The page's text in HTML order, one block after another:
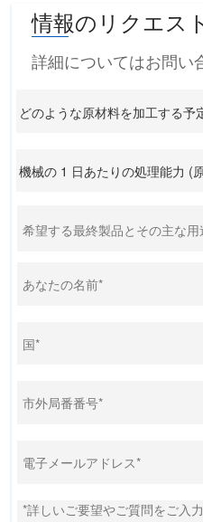
情報のリクエス
詳細についてはお問い